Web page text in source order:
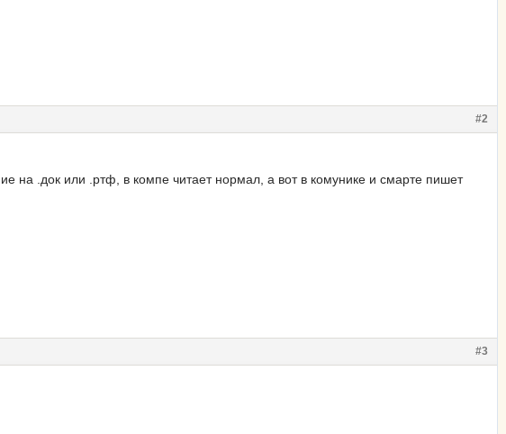
#2
.док или .ртф, в компе читает нормал, а вот в комунике и смарте пишет
#3